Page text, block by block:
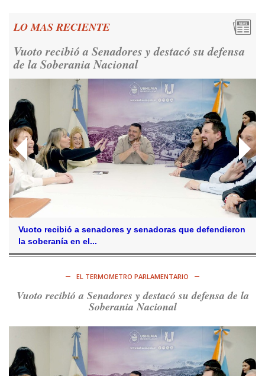
Rosada para reivindicar los derechos humanos y la
Ver en X
Consenso Patagónico
@consensopatagon
RT @caortega64 : 📢 MARCHAMOS 📍Desde la ex ESMA
hasta San José 1111, hacia Plaza de Mayo.
https://t.co/o7PaEbKM36
Ver en X
Consenso Patagónico
@consensopatagon
5d
@caortega64
Ver en X
@consensopatagon
derechos y por su organización. Hoy lo vuelven a intentar.
https://t.co/dOrTo1dv3D
Ver en X
Consenso Patagónico
@consensopatagon
5d
LO MAS RECIENTE
Vuoto recibió a Senadores y destacó su defensa
de la Soberania Nacional
Vuoto recibió a senadores y senadoras que defendieron
la soberanía en el...
EL TERMOMETRO PARLAMENTARIO
Vuoto recibió a Senadores y destacó su defensa de la
Soberania Nacional